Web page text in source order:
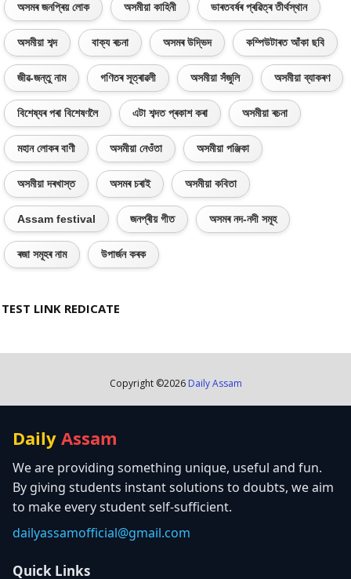
অসমৰ জনপ্ৰিয় লোক অসমীয়া কাহিনী ভাৰতবৰ্ষৰ প্ৰৱিত্ৰ তীৰ্থস্থান
অসমীয়া শব্দ বাক্য ৰচনা অসমৰ উদ্ভিদ কম্পিউটাৰত আঁকা ছবি
জীৱ-জন্তু নাম গণিতৰ সূত্ৰাৱলী অসমীয়া সঁজুলি অসমীয়া ব্যাকৰণ
বিশেষ্যৰ পৰা বিশেষণলৈ এটা শব্দত প্ৰকাশ কৰা অসমীয়া ৰচনা
মহান লোকৰ বাণী অসমীয়া নেওঁতা অসমীয়া পঞ্জিকা
অসমীয়া দৰখাস্ত অসমৰ চৰাই অসমীয়া কবিতা
Assam festival জনপ্ৰীয় গীত অসমৰ নদ-নদী সমূহ
ৰজা সমূহৰ নাম উপাৰ্জন কৰক
TEST LINK REDICATE
Copyright ©2026 Daily Assam
Daily Assam
We are providing something unique, useful and fun.
By giving students instant solutions to doubts, we aim
to make every student self-sufficient.
dailyassamofficial@gmail.com
Quick Links